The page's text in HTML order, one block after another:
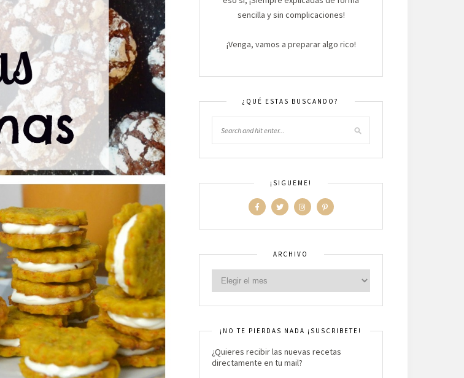
sencilla y sin complicaciones!
¡Venga, vamos a preparar algo rico!
¿QUÉ ESTAS BUSCANDO?
¡SIGUEME!
ARCHIVO
¡NO TE PIERDAS NADA ¡SUSCRIBETE!
¿Quieres recibir las nuevas recetas
directamente en tu mail?